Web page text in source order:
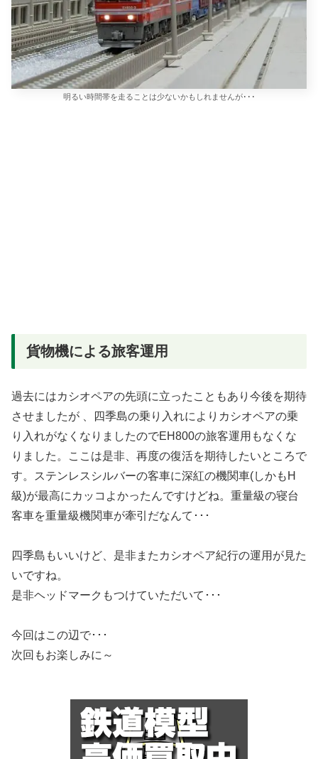
明るい時間帯を走ることは少ないかもしれませんが･･･
貨物機による旅客運用
過去にはカシオペアの先頭に立ったこともあり今後を期待
させましたが 、四季島の乗り入れによりカシオペアの乗
り入れがなくなりましたのでEH800の旅客運用もなくな
りました。ここは是非、再度の復活を期待したいところで
す。ステンレスシルバーの客車に深紅の機関車(しかもH
級)が最高にカッコよかったんですけどね。重量級の寝台
客車を重量級機関車が牽引だなんて･･･
四季島もいいけど、是非またカシオペア紀行の運用が見た
いですね。
是非ヘッドマークもつけていただいて･･･
今回はこの辺で･･･
次回もお楽しみに～